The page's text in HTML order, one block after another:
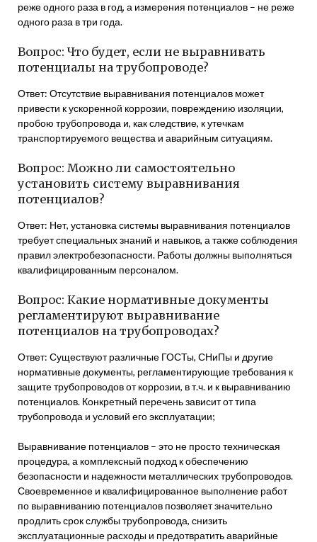
реже одного раза в год, а измерения потенциалов – не реже
одного раза в три года.
Вопрос: Что будет, если не выравнивать
потенциалы на трубопроводе?
Ответ: Отсутствие выравнивания потенциалов может
привести к ускоренной коррозии, повреждению изоляции,
пробою трубопровода и, как следствие, к утечкам
транспортируемого вещества и аварийным ситуациям.
Вопрос: Можно ли самостоятельно
установить систему выравнивания
потенциалов?
Ответ: Нет, установка системы выравнивания потенциалов
требует специальных знаний и навыков, а также соблюдения
правил электробезопасности. Работы должны выполняться
квалифицированным персоналом.
Вопрос: Какие нормативные документы
регламентируют выравнивание
потенциалов на трубопроводах?
Ответ: Существуют различные ГОСТы, СНиПы и другие
нормативные документы, регламентирующие требования к
защите трубопроводов от коррозии, в т.ч. и к выравниванию
потенциалов. Конкретный перечень зависит от типа
трубопровода и условий его эксплуатации;
Выравнивание потенциалов – это не просто техническая
процедура, а комплексный подход к обеспечению
безопасности и надежности металлических трубопроводов.
Своевременное и квалифицированное выполнение работ
по выравниванию потенциалов позволяет значительно
продлить срок службы трубопровода, снизить
эксплуатационные расходы и предотвратить аварийные